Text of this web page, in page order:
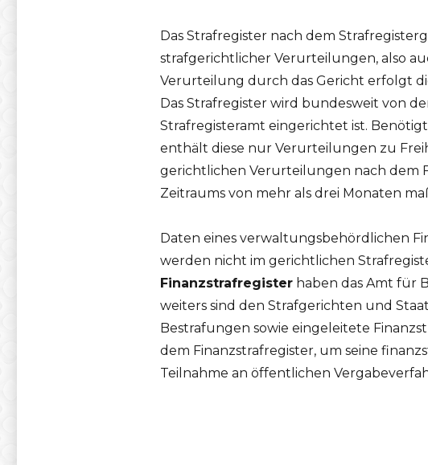
Das Strafregister nach dem
strafgerichtlicher Verurteilungen, also
Verurteilung durch das Gericht erfolgt
Das Strafregister wird bundesweit von
Strafregisteramt eingerichtet ist.
enthält diese nur Verurteilungen zu
gerichtlichen Verurteilungen nach dem
Zeitraums von mehr als drei Monaten
Daten eines verwaltungsbehördlichen
werden nicht im gerichtlichen
Finanzstrafregisterhaben das Amt für
weiters sind den Strafgerichten und
Bestrafungen sowie eingeleitete
dem Finanzstrafregister, um seine
Teilnahme an öffentlichen